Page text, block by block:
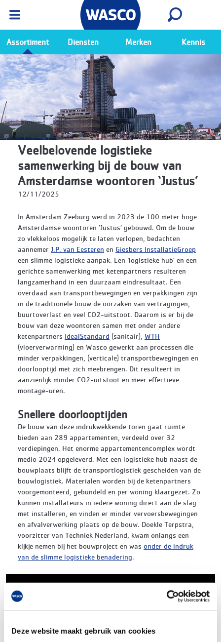
Deze website maakt gebruik van cookies
Ga naar de Wasco app
Bekijk
Assortiment Diensten Merken Kennis
Veelbelovende logistieke
samenwerking bij de bouw van
Amsterdamse woontoren ‘Justus’
12/11/2025
In Amsterdam Zeeburg werd in 2023 de 100 meter hoge
Amsterdamse woontoren ‘Justus’ gebouwd. Om de bouw
zo vlekkeloos mogelijk te laten verlopen, bedachten
aannemer J.P. van Eesteren en Giesbers InstallatieGroep
een slimme logistieke aanpak. Een ‘logistieke hub’ en een
gerichte samenwerking met ketenpartners resulteren
langzamerhand in een duurzaam eindresultaat. Een
overdaad aan transportbewegingen en verpakkingen zijn
in de traditionele bouw de oorzaken van vertragingen,
buurtoverlast en veel CO2-uitstoot. Daarom is er bij de
bouw van deze woontoren samen met onder andere
ketenpartners IdealStandard (sanitair), WTH
(vloerverwarming) en Wasco gewerkt aan processen die
minder verpakkingen, (verticale) transportbewegingen en
doorlooptijd met zich meebrengen. Dit resulteert in
aanzienlijk minder CO2-uitstoot en meer effectieve
montage-uren.
Snellere doorlooptijden
De bouw van deze indrukwekkende toren gaat ruimte
bieden aan 289 appartementen, verdeeld over 32
verdiepingen. Het enorme appartementencomplex wordt
medio 2024 opgeleverd. Met een logistieke hub naast de
bouwplaats blijft de transportlogistiek gescheiden van de
bouwlogistiek. Materialen worden bij de ketenpartners
voorgemonteerd, gebundeld en per woning klaargezet. Zo
kunnen installateurs in iedere woning direct aan de slag
met installeren, en vinden er minder vervoersbewegingen
en afvalverwerking plaats op de bouw. Doekle Terpstra,
voorzitter van Techniek Nederland, kwam onlangs een
kijkje nemen bij het bouwproject en was onder de indruk
van de slimme logistieke benadering.